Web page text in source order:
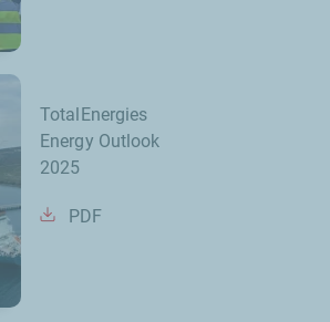
TotalEnergies
Energy Outlook
2025
PDF